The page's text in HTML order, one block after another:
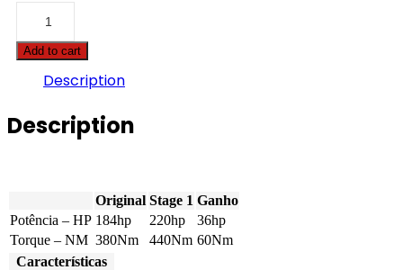
4
serie
184hp
quantity
Add to cart
Description
Description
Original Stage 1 Ganho
Potência – HP 184hp 220hp
36hp
Torque – NM 380Nm 440Nm 60Nm
Características